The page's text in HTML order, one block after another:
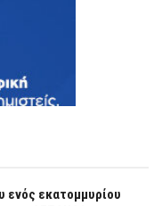
ενός εκατομμυρίου